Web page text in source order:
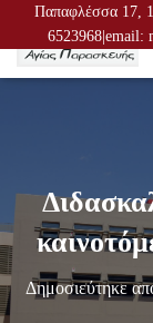
Παπαφλέσσα 17,
6523968|email:
Δημοσιεύτηκε